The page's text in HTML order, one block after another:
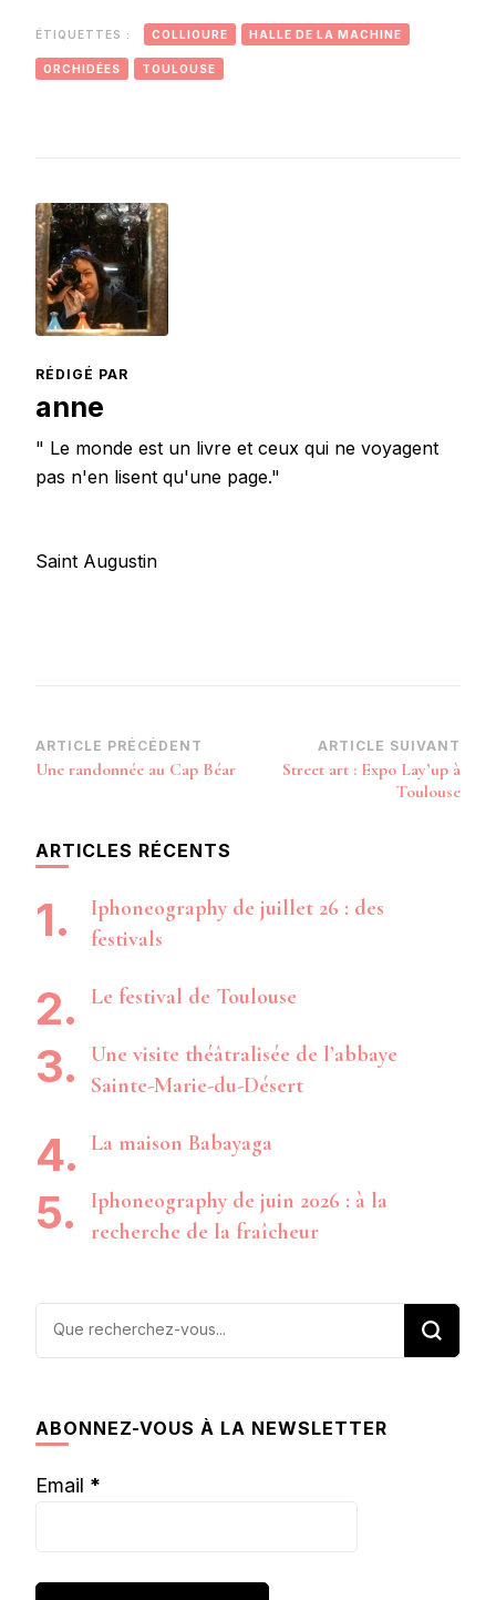
ÉTIQUETTES : COLLIOURE HALLE DE LA MACHINE
ORCHIDÉES TOULOUSE
RÉDIGÉ PAR
anne
" Le monde est un livre et ceux qui ne voyagent
pas n'en lisent qu'une page."
Saint Augustin
Navigation
d’article
ARTICLE PRÉCÉDENT
Une randonnée au Cap Béar
ARTICLE SUIVANT
Street art : Expo Lay’up à
Toulouse
ARTICLES RÉCENTS
Iphoneography de juillet 26 : des
festivals
Le festival de Toulouse
Une visite théâtralisée de l’abbaye
Sainte-Marie-du-Désert
La maison Babayaga
Iphoneography de juin 2026 : à la
recherche de la fraîcheur
Vous
recherchiez
ABONNEZ-VOUS À LA NEWSLETTER
Email *